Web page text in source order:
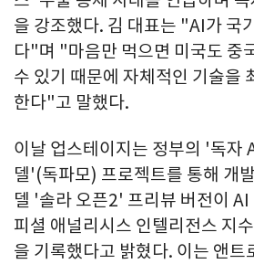
을 강조했다. 김 대표는 "AI가 국
다"며 "마음만 먹으면 미국도 중
수 있기 때문에 자체적인 기술을
한다"고 말했다.
이날 업스테이지는 정부의 '독자
델'(독파모) 프로젝트를 통해 개
델 '솔라 오픈2' 프리뷰 버전이 AI
피셜 애널리시스 인텔리전스 지
을 기록했다고 밝혔다. 이는 앤